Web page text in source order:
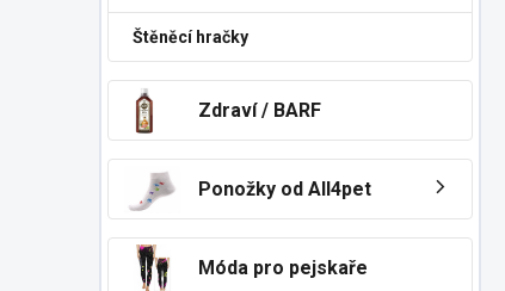
Štěněcí hračky
Zdraví / BARF
Ponožky od All4pet
Móda pro pejskaře